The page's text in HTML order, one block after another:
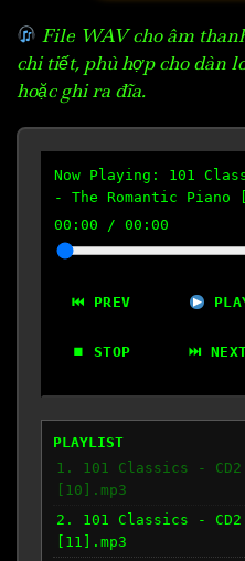
File WAV cho âm
chi tiết, phù hợp cho dàn
hoặc ghi ra đĩa.
Now Playing: 101
- The Romantic Piano
00:00 / 00:00
⏮ PREV
⏹ STOP ⏭
PLAYLIST
1. 101 Classics -
[10].mp3
2. 101 Classics -
[11].mp3